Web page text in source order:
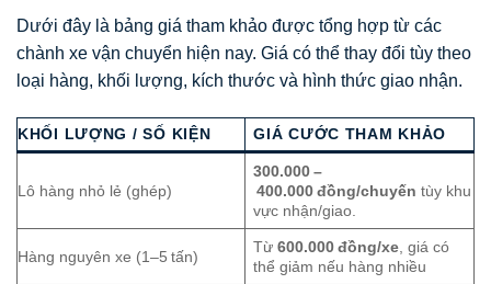
Dưới đây là bảng giá tham khảo được tổng hợp từ các
chành xe vận chuyển hiện nay. Giá có thể thay đổi tùy theo
loại hàng, khối lượng, kích thước và hình thức giao nhận.
KHỐI LƯỢNG / SỐ KIỆN GIÁ CƯỚC THAM KHẢO
Lô hàng nhỏ lẻ (ghép)
300.000 –
400.000 đồng/chuyến tùy khu
vực nhận/giao.
Hàng nguyên xe (1–5 tấn)
Từ600.000 đồng/xe , giá có
thể giảm nếu hàng nhiều